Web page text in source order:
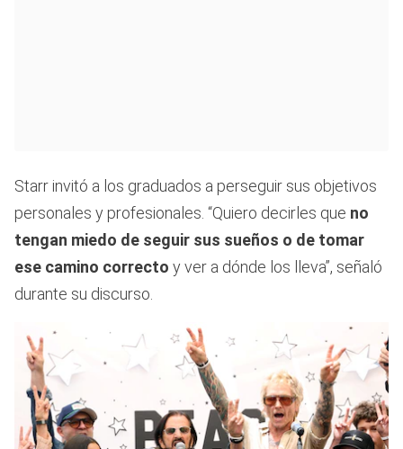
Starr invitó a los graduados a perseguir sus objetivos
personales y profesionales. “Quiero decirles que no
tengan miedo de seguir sus sueños o de tomar
ese camino correcto y ver a dónde los lleva”, señaló
durante su discurso.